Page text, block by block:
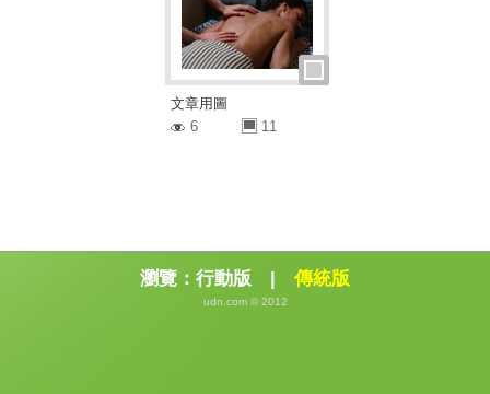
文章用圖
6
11
瀏覽： 行動版 | 傳統版
udn.com © 2012